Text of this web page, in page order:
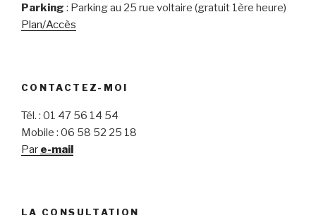
Parking : Parking au 25 rue voltaire (gratuit 1ère heure)
Plan/Accès
CONTACTEZ-MOI
Tél. : 01 47 56 14 54
Mobile : 06 58 52 25 18
Par e-mail
LA CONSULTATION